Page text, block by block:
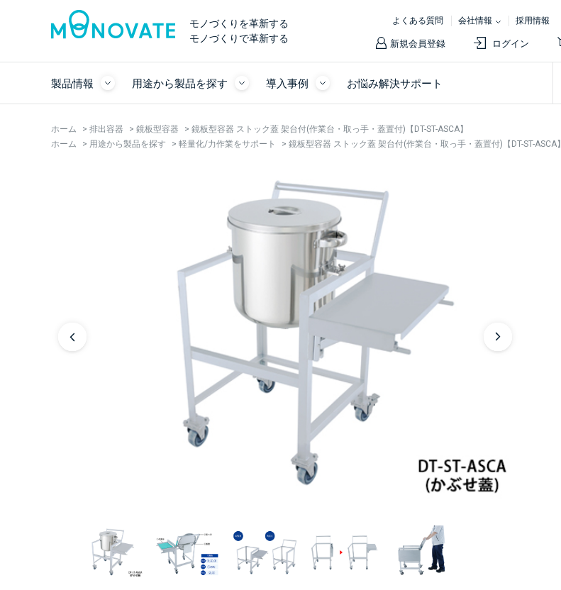
モノづくりを革新する
モノづくりで革新する
よくある質問 会社情報 採用情報
新規会員登録 ログイン
製品情報 用途から製品を探す 導入事例 お悩み解決サポート
ホーム > 排出容器 > 鏡板型容器 > 鏡板型容器 ストック蓋 架台付(作業台・取っ手・蓋置付)【DT-ST-ASCA】
ホーム
> 用途から製品を探す > 軽量化/力作業をサポート > 鏡板型容器 ストック蓋 架台付(作業台・取っ手・蓋置付)【DT-ST-ASCA】